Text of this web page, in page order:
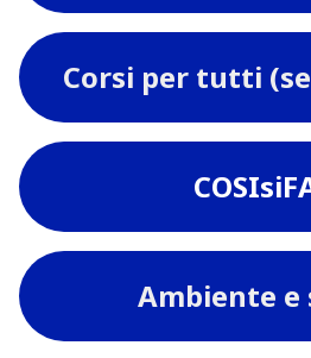
Corsi per tutti
Ambiente e